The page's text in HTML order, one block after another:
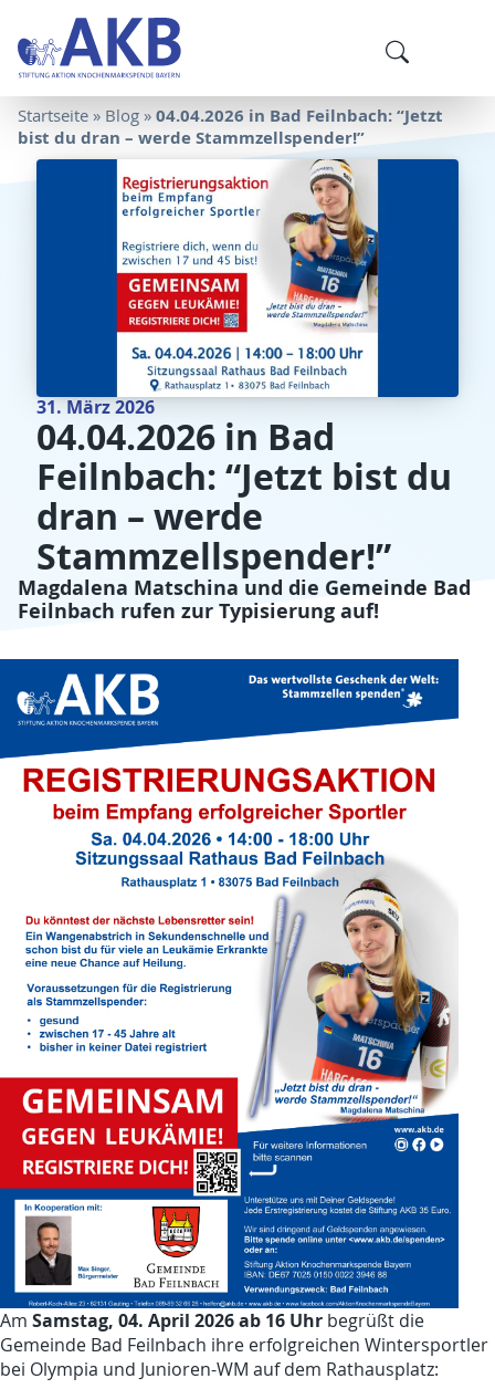
Startseite » Blog »04.04.2026 in Bad Feilnbach: “Jetzt
bist du dran – werde Stammzellspender!”
31. März 2026
04.04.2026 in Bad
Feilnbach: “Jetzt bist du
dran – werde
Stammzellspender!”
Magdalena Matschina und die Gemeinde Bad
Feilnbach rufen zur Typisierung auf!
Am Samstag, 04. April 2026 ab 16 Uhr begrüßt die
Gemeinde Bad Feilnbach ihre erfolgreichen Wintersportler
bei Olympia und Junioren-WM auf dem Rathausplatz: